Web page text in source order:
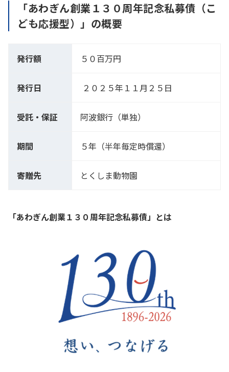
「あわぎん創業１３０周年記念私募債（こ
ども応援型）」の概要
発行額 ５０百万円
発行日 ２０２５年１１月２５日
受託・保証 阿波銀行（単独）
期間 ５年（半年毎定時償還）
寄贈先 とくしま動物園
「あわぎん創業１３０周年記念私募債」とは